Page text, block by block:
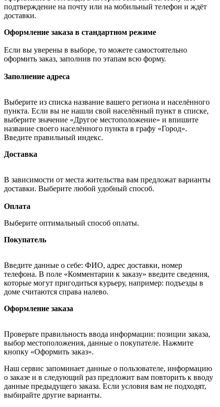
подтверждение на почту или на мобильный телефон и ждёт
доставки.
Оформление заказа в стандартном режиме
Если вы уверены в выборе, то можете самостоятельно
оформить заказ, заполнив по этапам всю форму.
Заполнение адреса
Выберите из списка название вашего региона и населённого
пункта. Если вы не нашли свой населённый пункт в списке,
выберите значение «Другое местоположение» и впишите
название своего населённого пункта в графу «Город».
Введите правильный индекс.
Доставка
В зависимости от места жительства вам предложат варианты
доставки. Выберите любой удобный способ.
Оплата
Выберите оптимальный способ оплаты.
Покупатель
Введите данные о себе: ФИО, адрес доставки, номер
телефона. В поле «Комментарии к заказу» введите сведения,
которые могут пригодиться курьеру, например: подъезды в
доме считаются справа налево.
Оформление заказа
Проверьте правильность ввода информации: позиции заказа,
выбор местоположения, данные о покупателе. Нажмите
кнопку «Оформить заказ».
Наш сервис запоминает данные о пользователе, информацию
о заказе и в следующий раз предложит вам повторить к вводу
данные предыдущего заказа. Если условия вам не подходят,
выбирайте другие варианты.